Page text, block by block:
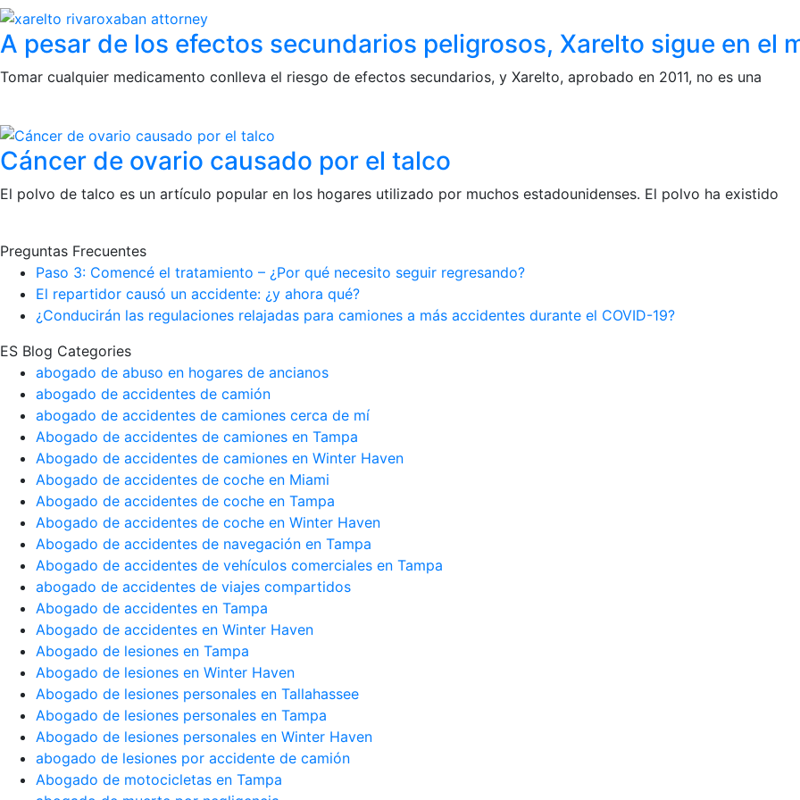
A pesar de los efectos secundarios peligrosos, Xarelto sigue en el
Tomar cualquier medicamento conlleva el riesgo de efectos secundarios, y Xarelto, aprobado en 2011, no es una
Cáncer de ovario causado por el talco
El polvo de talco es un artículo popular en los hogares utilizado por muchos estadounidenses. El polvo ha existido
Preguntas Frecuentes
Paso 3: Comencé el tratamiento – ¿Por qué necesito seguir regresando?
El repartidor causó un accidente: ¿y ahora qué?
¿Conducirán las regulaciones relajadas para camiones a más accidentes durante el COVID-19?
ES Blog Categories
abogado de abuso en hogares de ancianos
abogado de accidentes de camión
abogado de accidentes de camiones cerca de mí
Abogado de accidentes de camiones en Tampa
Abogado de accidentes de camiones en Winter Haven
Abogado de accidentes de coche en Miami
Abogado de accidentes de coche en Tampa
Abogado de accidentes de coche en Winter Haven
Abogado de accidentes de navegación en Tampa
Abogado de accidentes de vehículos comerciales en Tampa
abogado de accidentes de viajes compartidos
Abogado de accidentes en Tampa
Abogado de accidentes en Winter Haven
Abogado de lesiones en Tampa
Abogado de lesiones en Winter Haven
Abogado de lesiones personales en Tallahassee
Abogado de lesiones personales en Tampa
Abogado de lesiones personales en Winter Haven
abogado de lesiones por accidente de camión
Abogado de motocicletas en Tampa